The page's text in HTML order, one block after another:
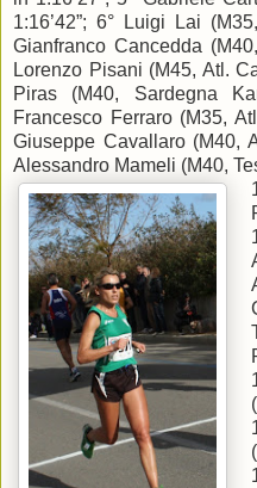
1:16’42”; 6° Luigi Lai
Gianfranco Cancedda
Lorenzo Pisani (M45, Atl.
Piras (M40, Sardegna
Francesco Ferraro (M35,
Giuseppe Cavallaro (M40,
Alessandro Mameli (M40,